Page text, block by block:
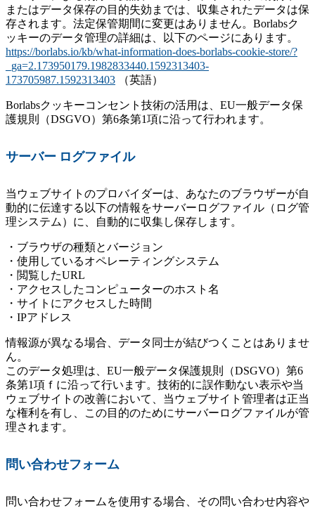
またはデータ保存の目的失効までは、収集されたデータは保
存されます。法定保管期間に変更はありません。Borlabsク
ッキーのデータ管理の詳細は、以下のページにあります。
https://borlabs.io/kb/what-information-does-borlabs-cookie-store/?
_ga=2.173950179.1982833440.1592313403-
173705987.1592313403 （英語）
Borlabsクッキーコンセント技術の活用は、EU一般データ保
護規則（DSGVO）第6条第1項に沿って行われます。
サーバー ログファイル
当ウェブサイトのプロバイダーは、あなたのブラウザーが自
動的に伝達する以下の情報をサーバーログファイル（ログ管
理システム）に、自動的に収集し保存します。
・ブラウザの種類とバージョン
・使用しているオペレーティングシステム
・閲覧したURL
・アクセスしたコンピューターのホスト名
・サイトにアクセスした時間
・IPアドレス
情報源が異なる場合、データ同士が結びつくことはありませ
ん。
このデータ処理は、EU一般データ保護規則（DSGVO）第6
条第1項ｆに沿って行います。技術的に誤作動ない表示や当
ウェブサイトの改善において、当ウェブサイト管理者は正当
な権利を有し、この目的のためにサーバーログファイルが管
理されます。
問い合わせフォーム
問い合わせフォームを使用する場合、その問い合わせ内容や